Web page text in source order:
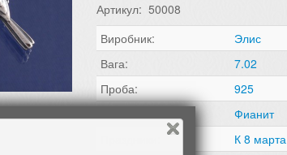
Артикул: 50008
Виробник:
Элис
Вага:
7.02
Проба:
925
Фианит
К 8 марта